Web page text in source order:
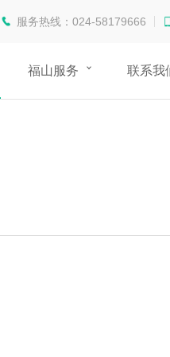
服务热线：024-58179666
福山服务 联系我